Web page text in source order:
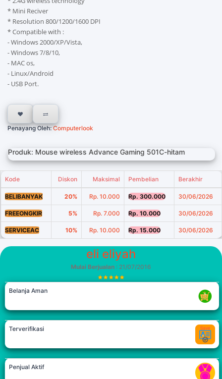
* Mini Reciver
* Resolution 800/1200/1600 DPI
* Compatible with :
- Windows 2000/XP/Vista,
- Windows 7/8/10,
- MAC os,
- Linux/Android
- USB Port.
Penayang Oleh:Computerlook
Produk: Mouse wireless Advance Gaming 501C-hitam
Kode Diskon Maksimal Pembelian Berakhir
BELIBANYAK 20% Rp. 10.000 Rp. 300.000 30/06/2026
FREEONGKIR 5% Rp. 7.000 Rp. 10.000 30/06/2026
SERVICEAC 10% Rp. 10.000 Rp. 15.000 30/06/2026
eli eliyah
Mulai Berjualan : 21/07/2016
Belanja Aman
Terverifikasi
Penjual Aktif